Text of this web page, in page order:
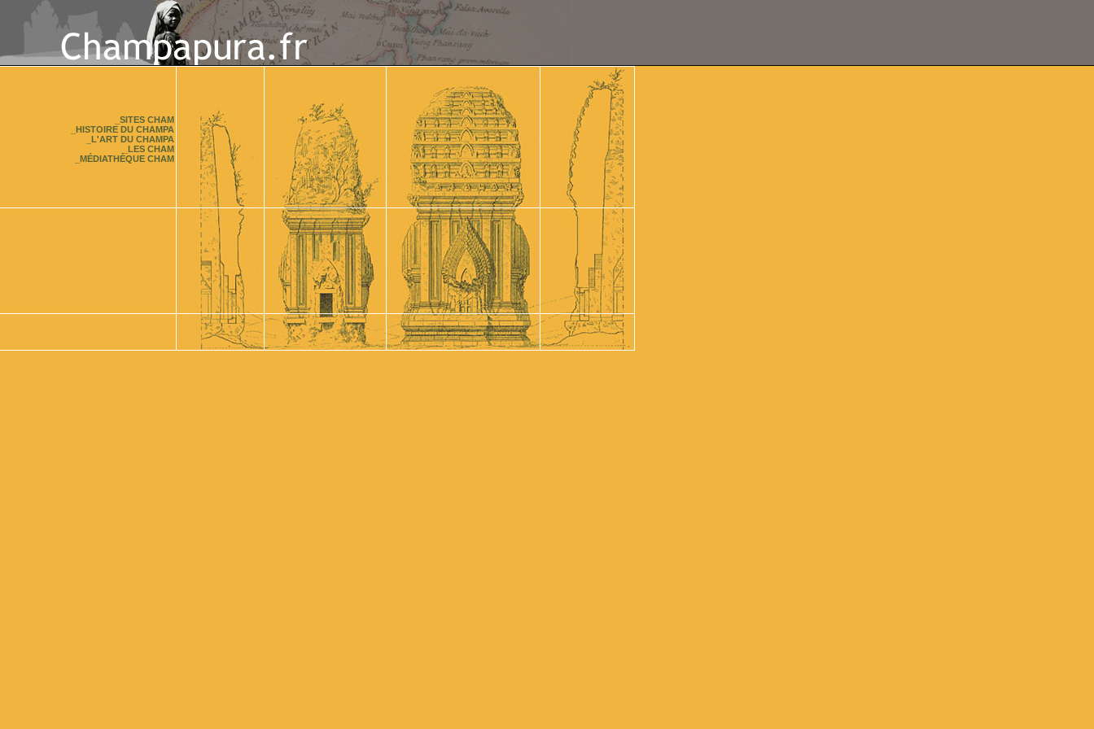
_SITES CHAM
_HISTOIRE DU CHAMPA
_L'ART DU CHAMPA
_LES CHAM
_MÉDIATHÈQUE CHAM